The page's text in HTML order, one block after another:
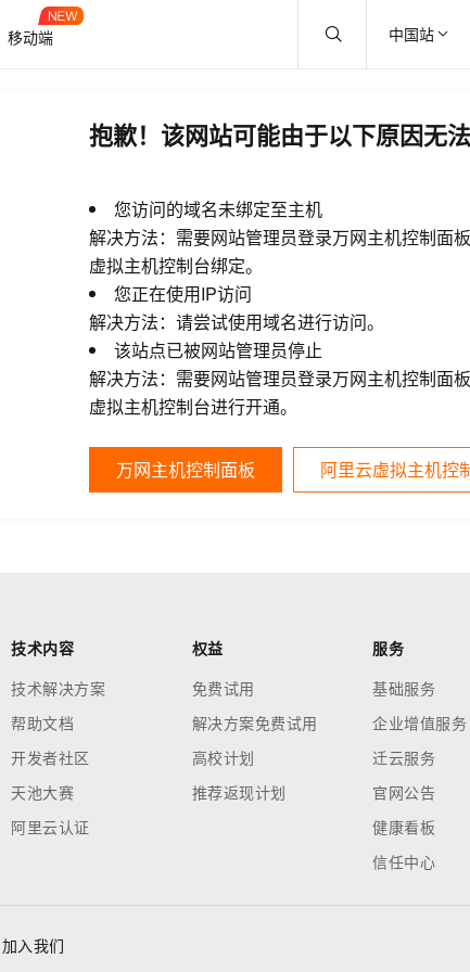
移动端 中国站
抱歉！该网站可能由于以下原因无法
您访问的域名未绑定至主机
解决方法：需要网站管理员登录万网主机控制面
虚拟主机控制台绑定。
您正在使用IP访问
解决方法：请尝试使用域名进行访问。
该站点已被网站管理员停止
解决方法：需要网站管理员登录万网主机控制面
虚拟主机控制台进行开通。
万网主机控制面板 阿里云虚拟主机控